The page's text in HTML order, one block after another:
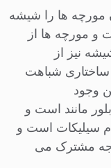
مورچه ها را شیشه
مورچه ها از
نیز از
شباهت
وجود
مانند است و
سیلیکات است و
مشترک می